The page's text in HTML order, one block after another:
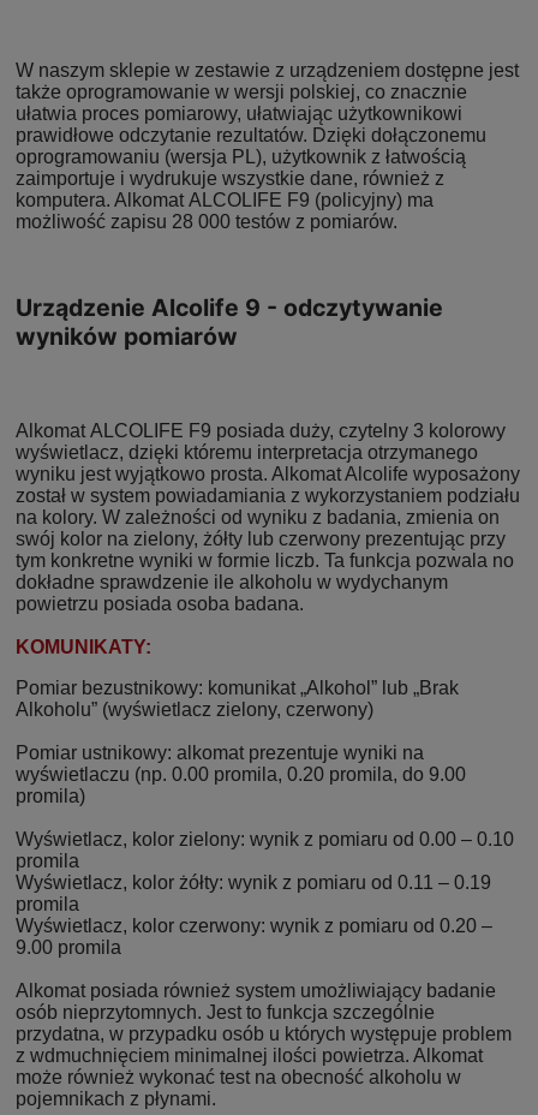
W naszym sklepie w zestawie z urządzeniem dostępne jest
także oprogramowanie w wersji polskiej, co znacznie
ułatwia proces pomiarowy, ułatwiając użytkownikowi
prawidłowe odczytanie rezultatów. Dzięki dołączonemu
oprogramowaniu (wersja PL), użytkownik z łatwością
zaimportuje i wydrukuje wszystkie dane, również z
komputera. Alkomat ALCOLIFE F9 (policyjny) ma
możliwość zapisu 28 000 testów z pomiarów.
Urządzenie Alcolife 9 - odczytywanie
wyników pomiarów
Alkomat ALCOLIFE F9 posiada duży, czytelny 3 kolorowy
wyświetlacz, dzięki któremu interpretacja otrzymanego
wyniku jest wyjątkowo prosta. Alkomat Alcolife wyposażony
został w system powiadamiania z wykorzystaniem podziału
na kolory. W zależności od wyniku z badania, zmienia on
swój kolor na zielony, żółty lub czerwony prezentując przy
tym konkretne wyniki w formie liczb. Ta funkcja pozwala no
dokładne sprawdzenie ile alkoholu w wydychanym
powietrzu posiada osoba badana.
KOMUNIKATY:
Pomiar bezustnikowy: komunikat „Alkohol” lub „Brak
Alkoholu” (wyświetlacz zielony, czerwony)
Pomiar ustnikowy: alkomat prezentuje wyniki na
wyświetlaczu (np. 0.00 promila, 0.20 promila, do 9.00
promila)
Wyświetlacz, kolor zielony: wynik z pomiaru od 0.00 – 0.10
promila
Wyświetlacz, kolor żółty: wynik z pomiaru od 0.11 – 0.19
promila
Wyświetlacz, kolor czerwony: wynik z pomiaru od 0.20 –
9.00 promila
Alkomat posiada również system umożliwiający badanie
osób nieprzytomnych. Jest to funkcja szczególnie
przydatna, w przypadku osób u których występuje problem
z wdmuchnięciem minimalnej ilości powietrza. Alkomat
może również wykonać test na obecność alkoholu w
pojemnikach z płynami.